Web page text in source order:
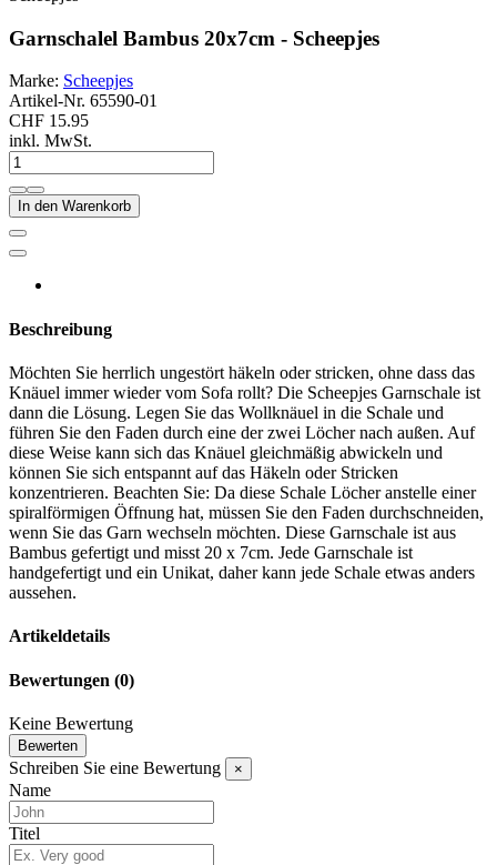
Garnschalel Bambus 20x7cm - Scheepjes
Marke: Scheepjes
Artikel-Nr. 65590-01
CHF 15.95
inkl. MwSt.
In den Warenkorb
Beschreibung
Möchten Sie herrlich ungestört häkeln oder stricken, ohne dass das
Knäuel immer wieder vom Sofa rollt? Die Scheepjes Garnschale ist
dann die Lösung. Legen Sie das Wollknäuel in die Schale und
führen Sie den Faden durch eine der zwei Löcher nach außen. Auf
diese Weise kann sich das Knäuel gleichmäßig abwickeln und
können Sie sich entspannt auf das Häkeln oder Stricken
konzentrieren. Beachten Sie: Da diese Schale Löcher anstelle einer
spiralförmigen Öffnung hat, müssen Sie den Faden durchschneiden,
wenn Sie das Garn wechseln möchten. Diese Garnschale ist aus
Bambus gefertigt und misst 20 x 7cm. Jede Garnschale ist
handgefertigt und ein Unikat, daher kann jede Schale etwas anders
aussehen.
Artikeldetails
Bewertungen (0)
Keine Bewertung
Bewerten
Schreiben Sie eine Bewertung ×
Name
Titel